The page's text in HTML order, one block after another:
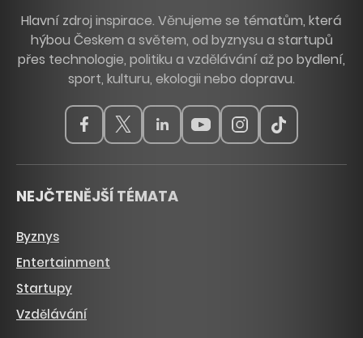
Hlavní zdroj inspirace. Věnujeme se tématům, která
hýbou Českem a světem, od byznysu a startupů
přes technologie, politiku a vzdělávání až po bydlení,
sport, kulturu, ekologii nebo dopravu.
NEJČTENĚJŠÍ TÉMATA
Byznys
Entertainment
Startupy
Vzdělávání